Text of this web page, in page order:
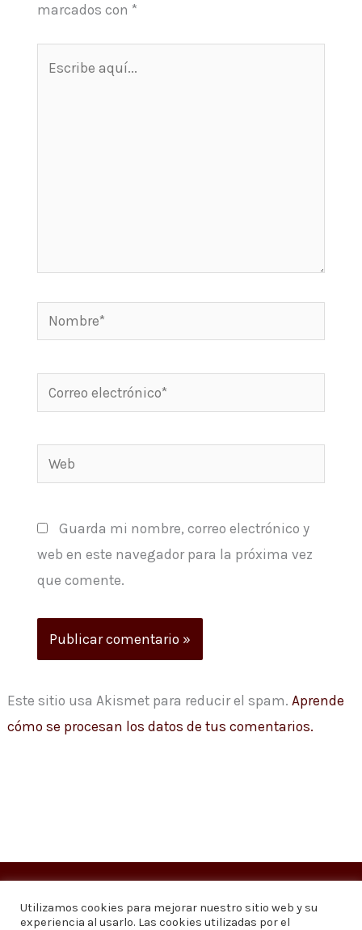
marcados con *
Nombre*
Correo
electrónico*
Web
Guarda mi nombre, correo electrónico y
web en este navegador para la próxima vez
que comente.
Este sitio usa Akismet para reducir el spam.Aprende
cómo se procesan los datos de tus comentarios.
Copyright © 2026Visión 20/20 Noticias
Utilizamos cookies para mejorar nuestro sitio web y su
experiencia al usarlo. Las cookies utilizadas por el